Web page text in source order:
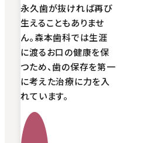
永久歯が抜ければ再び
生えることもありませ
ん。森本歯科では生涯
に渡るお口の健康を保
つため、歯の保存を第一
に考えた治療に力を入
れています。